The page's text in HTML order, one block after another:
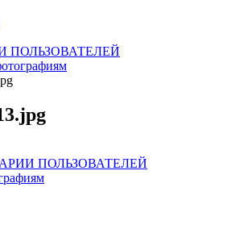
ПОЛЬЗОВАТЕЛЕЙ
ПОЛЬЗОВАТЕЛЕЙ